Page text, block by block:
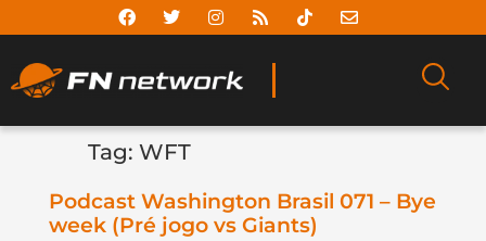
Tag: WFT
Podcast Washington Brasil 071 – Bye
week (Pré jogo vs Giants)